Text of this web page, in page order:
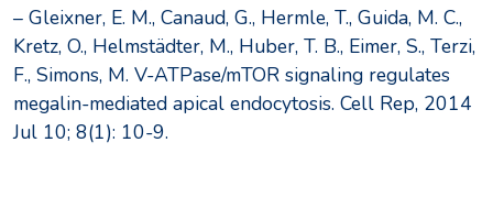
– Gleixner, E. M., Canaud, G., Hermle, T., Guida, M. C.,
Kretz, O., Helmstädter, M., Huber, T. B., Eimer, S., Terzi,
F., Simons, M. V-ATPase/mTOR signaling regulates
megalin-mediated apical endocytosis. Cell Rep, 2014
Jul 10; 8(1): 10-9.